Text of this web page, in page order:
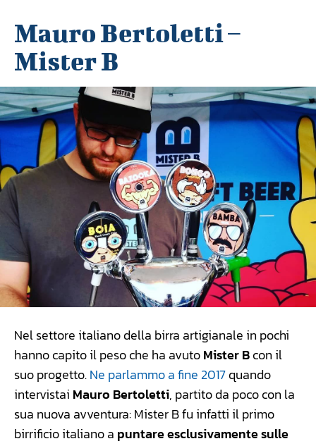
Mauro Bertoletti –
Mister B
Nel settore italiano della birra artigianale in pochi
hanno capito il peso che ha avutoMister Bcon il
suo progetto.Ne parlammo a fine 2017quando
intervistai Mauro Bertoletti, partito da poco con la
sua nuova avventura: Mister B fu infatti il primo
birrificio italiano a puntare esclusivamente sulle